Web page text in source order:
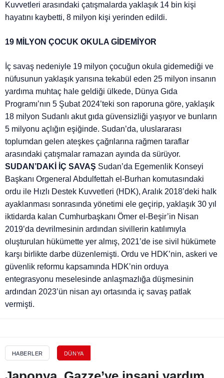
Kuvvetleri arasındaki çatışmalarda yaklaşık 14 bin kişi
hayatını kaybetti, 8 milyon kişi yerinden edildi.
19 MİLYON ÇOCUK OKULA GİDEMİYOR
İç savaş nedeniyle 19 milyon çocuğun okula gidemediği ve
nüfusunun yaklaşık yarısına tekabül eden 25 milyon insanın
yardıma muhtaç hale geldiği ülkede, Dünya Gıda
Programı’nın 5 Şubat 2024’teki son raporuna göre, yaklaşık
18 milyon Sudanlı akut gıda güvensizliği yaşıyor ve bunların
5 milyonu açlığın eşiğinde. Sudan’da, uluslararası
toplumdan gelen ateşkes çağrılarına rağmen taraflar
arasındaki çatışmalar ramazan ayında da sürüyor.
SUDAN’DAKİ İÇ SAVAŞ Sudan’da Egemenlik Konseyi
Başkanı Orgeneral Abdulfettah el-Burhan komutasındaki
ordu ile Hızlı Destek Kuvvetleri (HDK), Aralık 2018’deki halk
ayaklanması sonrasında yönetimi ele geçirip, yaklaşık 30 yıl
iktidarda kalan Cumhurbaşkanı Ömer el-Beşir’in Nisan
2019’da devrilmesinin ardından sivillerin katılımıyla
oluşturulan hükümette yer almış, 2021’de ise sivil hükümete
karşı birlikte darbe düzenlemişti. Ordu ve HDK’nin, askeri ve
güvenlik reformu kapsamında HDK’nin orduya
entegrasyonu meselesinde anlaşmazlığa düşmesinin
ardından 2023’ün nisan ayı ortasında iç savaş patlak
vermişti.
HABERLER DÜNYA